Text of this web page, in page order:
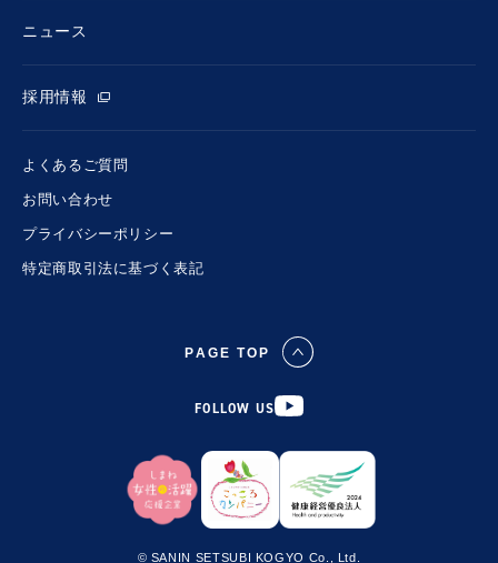
ニュース
採用情報
よくあるご質問
お問い合わせ
プライバシーポリシー
特定商取引法に基づく表記
FOLLOW US
© SANIN SETSUBI KOGYO Co., Ltd.
PAGE TOP